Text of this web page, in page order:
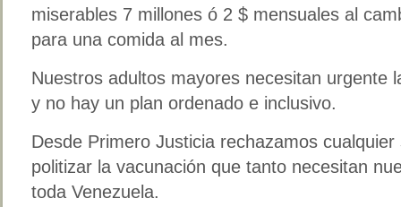
miserables 7 millones ó 2 $ mensuales al
para una comida al mes.
Nuestros adultos mayores necesitan urgente
y no hay un plan ordenado e inclusivo.
Desde Primero Justicia rechazamos
politizar la vacunación que tanto necesitan
toda Venezuela.